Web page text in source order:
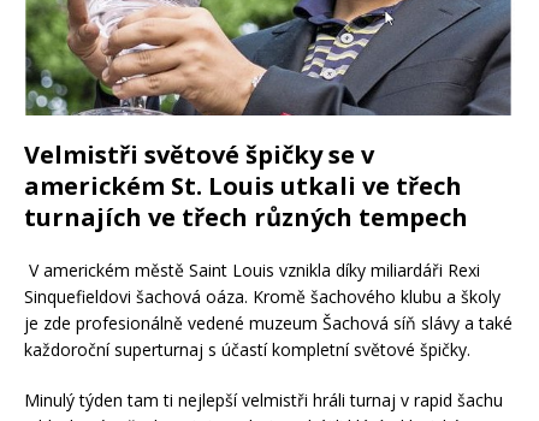
Velmistři světové špičky se v
americkém St. Louis utkali ve třech
turnajích ve třech různých tempech
V americkém městě Saint Louis vznikla díky miliardáři Rexi
Sinquefieldovi šachová oáza. Kromě šachového klubu a školy
je zde profesionálně vedené muzeum Šachová síň slávy a také
každoroční superturnaj s účastí kompletní světové špičky.
Minulý týden tam ti nejlepší velmistři hráli turnaj v rapid šachu